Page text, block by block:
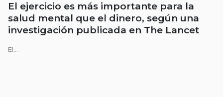
El ejercicio es más importante para la
salud mental que el dinero, según una
investigación publicada en The Lancet
El...